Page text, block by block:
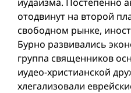
отодвинут на второй
свободном рынке,
Бурно развивались
группа священников
иудео-христианской
хлегализовали